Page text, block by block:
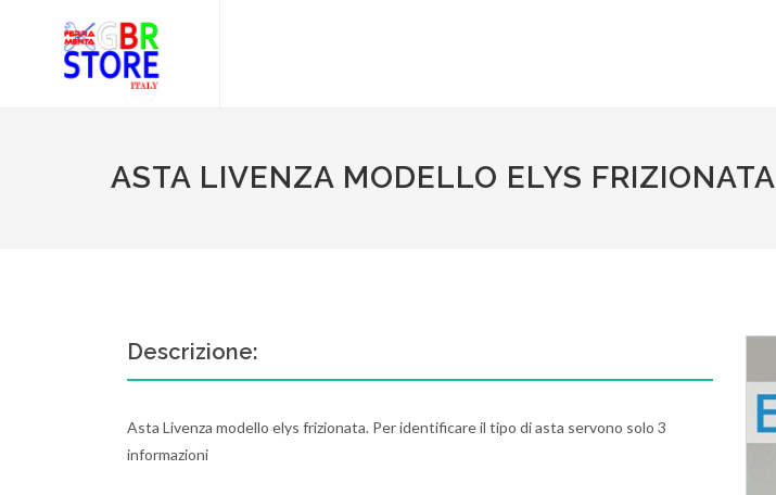
ASTA LIVENZA MODELLO ELYS FRIZIONATA
Descrizione:
Asta Livenza modello elys frizionata. Per identificare il tipo di asta servono solo 3
informazioni